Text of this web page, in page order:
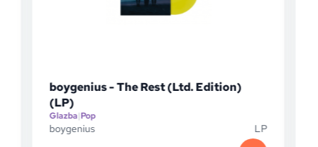
boygenius - The Rest (Ltd. Edition)
(LP)
Glazba|Pop
boygenius
LP